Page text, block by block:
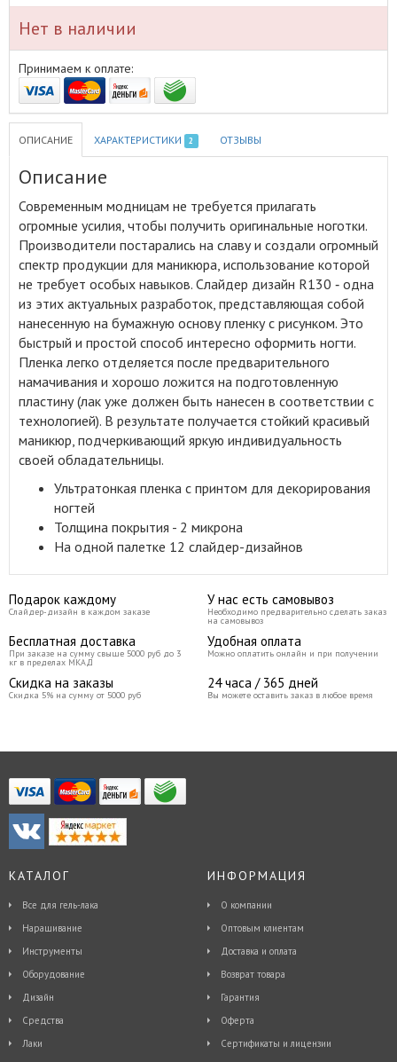
Нет в наличии
Принимаем к оплате:
ОПИСАНИЕ ХАРАКТЕРИСТИКИ 2 ОТЗЫВЫ
Описание
Современным модницам не требуется прилагать
огромные усилия, чтобы получить оригинальные ноготки.
Производители постарались на славу и создали огромный
спектр продукции для маникюра, использование которой
не требует особых навыков. Слайдер дизайн R130 ‑ одна
из этих актуальных разработок, представляющая собой
нанесенную на бумажную основу пленку с рисунком. Это
быстрый и простой способ интересно оформить ногти.
Пленка легко отделяется после предварительного
намачивания и хорошо ложится на подготовленную
пластину (лак уже должен быть нанесен в соответствии с
технологией). В результате получается стойкий красивый
маникюр, подчеркивающий яркую индивидуальность
своей обладательницы.
Ультратонкая пленка с принтом для декорирования
ногтей
Толщина покрытия - 2 микрона
На одной палетке 12 слайдер-дизайнов
Подарок каждому
Слайдер-дизайн в каждом заказе
У нас есть самовывоз
Необходимо предварительно сделать заказ
на самовывоз
Бесплатная доставка
При заказе на сумму свыше 5000 руб до 3
кг в пределах МКАД
Удобная оплата
Можно оплатить онлайн и при получении
Скидка на заказы
Скидка 5% на сумму от 5000 руб
24 часа / 365 дней
Вы можете оставить заказ в любое время
КАТАЛОГ
Все для гель-лака
Наращивание
Инструменты
Оборудование
Дизайн
Средства
Лаки
ИНФОРМАЦИЯ
О компании
Оптовым клиентам
Доставка и оплата
Возврат товара
Гарантия
Оферта
Сертификаты и лицензии